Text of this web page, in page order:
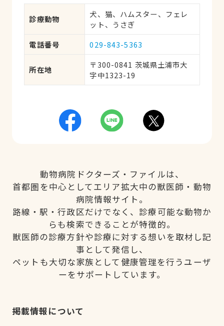
診療動物
犬、猫、ハムスター、フェレ
ット、うさぎ
電話番号
029-843-5363
所在地
〒300-0841 茨城県土浦市大
字中1323-19
動物病院ドクターズ・ファイルは、
首都圏を中心としてエリア拡大中の獣医師・動物
病院情報サイト。
路線・駅・行政区だけでなく、診療可能な動物か
らも検索できることが特徴的。
獣医師の診療方針や診療に対する想いを取材し記
事として発信し、
ペットも大切な家族として健康管理を行うユーザ
ーをサポートしています。
掲載情報について